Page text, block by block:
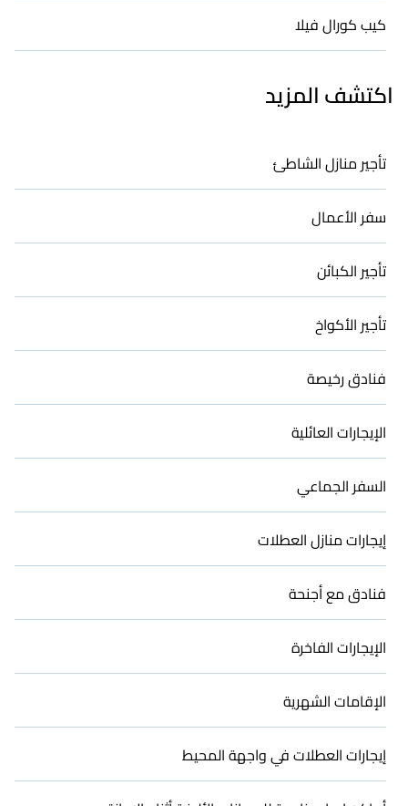
كيب كورال فيلا
اكتشف المزيد
تأجير منازل الشاطئ
سفر الأعمال
تأجير الكبائن
تأجير الأكواخ
فنادق رخيصة
الإيجارات العائلية
السفر الجماعي
إيجارات منازل العطلات
فنادق مع أجنحة
الإيجارات الفاخرة
الإقامات الشهرية
إيجارات العطلات في واجهة المحيط